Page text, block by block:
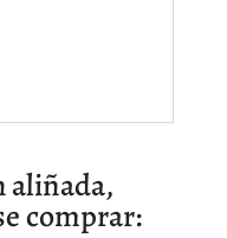
aliñada,
comprar: